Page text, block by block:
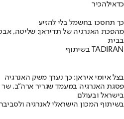
כדאילהכיר
כך תחסכו בחשמל בלי להזיע
מהפכת האנרגיה של תדיראן: שליטה,
בבית
בשיתוף TADIRAN
בצל איומי איראן: כך נערך משק האנרגיה
פסגת האנרגיה במעמד שגריר ארה"ב, שר
בישראל ובעולם
בשיתוף המכון הישראלי לאנרגיה